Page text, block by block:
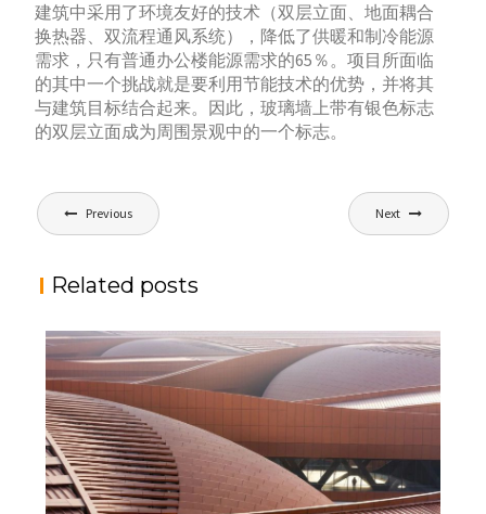
建筑中采用了环境友好的技术（双层立面、地面耦合
换热器、双流程通风系统），降低了供暖和制冷能源
需求，只有普通办公楼能源需求的65％。项目所面临
的其中一个挑战就是要利用节能技术的优势，并将其
与建筑目标结合起来。因此，玻璃墙上带有银色标志
的双层立面成为周围景观中的一个标志。
文
章
航
Previous Next
Related posts